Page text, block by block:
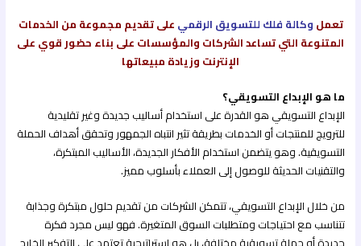
تعمل وكالة فلك للتسويق الرقمي على تقديم مجموعة من الخدمات
المتنوعة التي تساعد الشركات والمؤسسات على بناء حضور قوي على
الإنترنت وزيادة مبيعاتها
ما هو الإبداع التسويقي؟
الإبداع التسويقي هو القدرة على استخدام أساليب جديدة وغير تقليدية
للترويج للمنتجات أو الخدمات بطريقة تثير انتباه الجمهور وتحقق أهداف الحملة
التسويقية. وهو يتضمن استخدام الأفكار الجديدة، الأساليب المبتكرة،
والتقنيات الحديثة للوصول إلى العملاء بأسلوب مميز.
من خلال الإبداع التسويقي، تتمكن الشركات من تقديم حلول مبتكرة وجذابة
تتناسب مع احتياجات ومتطلبات السوق المتغيرة. فهو ليس مجرد فكرة